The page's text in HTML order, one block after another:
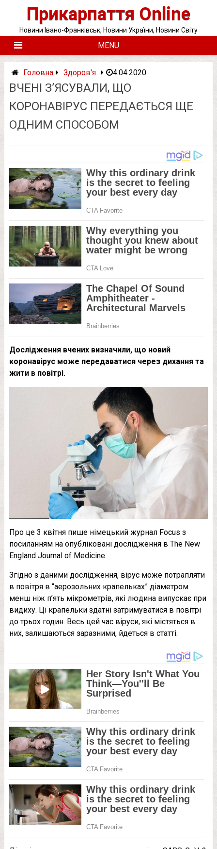
Прикарпаття Online
Новини Івано-Франківськ, Новини України, Новини Світу
MENU
Головна Здоров'я 4.04.2020
ВЧЕНІ З’ЯСУВАЛИ, ЩО
КОРОНАВІРУС ПЕРЕДАЄТЬСЯ ЩЕ
ОДНИМ СПОСОБОМ
Дослідження вчених визначили, що новий
коронавірус може передаватися через дихання та
жити в повітрі.
Про це 3 квітня пише німецький журнал Focus з
посиланням на опубліковані дослідження в The New
England Journal of Medicine.
Згідно з даними дослідження, вірус може потрапляти
в повітря в “аерозольних крапельках” діаметром
менш ніж п’ять мікрометрів, які людина випускає при
видиху. Ці крапельки здатні затримуватися в повітрі
до трьох годин. Весь цей час віруси, які містяться в
них, залишаються заразними, йдеться в статті.